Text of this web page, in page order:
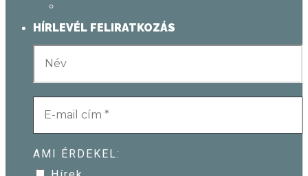
HÍRLEVÉL FELIRATKOZÁS
AMI ÉRDEKEL: